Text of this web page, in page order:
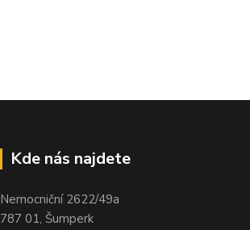
Kde nás najdete
Nemocniční 2622/49a
787 01, Šumperk